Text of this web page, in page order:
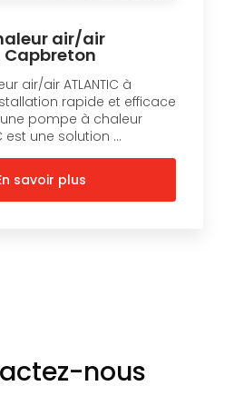
air/air
Capbreton
air/air ATLANTIC à
rapide et efficace
pompe à chaleur
est une solution ...
savoir plus
nous